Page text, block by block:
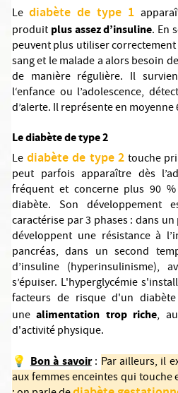
Le diabète de type 1
produit plus assez d’insuline. En
peuvent plus utiliser
sang et le malade a alors besoin
de manière régulière. Il
l‘enfance ou l’adolescence,
d’alerte. Il représente en moyenne
Le diabète de type 2
Le diabète de type 2 touche
peut parfois apparaître dès
fréquent et concerne plus 90
diabète. Son développement
caractérise par 3 phases : dans
développent une résistance à
pancréas, dans un second
d’insuline (hyperinsulinisme),
s’épuiser. L'hyperglycémie
facteurs de risque d'un
unealimentation trop riche,
d'activité physique.
💡Bon à savoir: Par ailleurs, il
aux femmes enceintes qui